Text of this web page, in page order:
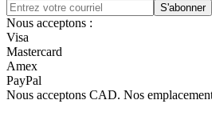
S'abonner
Nous acceptons :
Visa
Mastercard
Amex
PayPal
Nous acceptons CAD. Nos